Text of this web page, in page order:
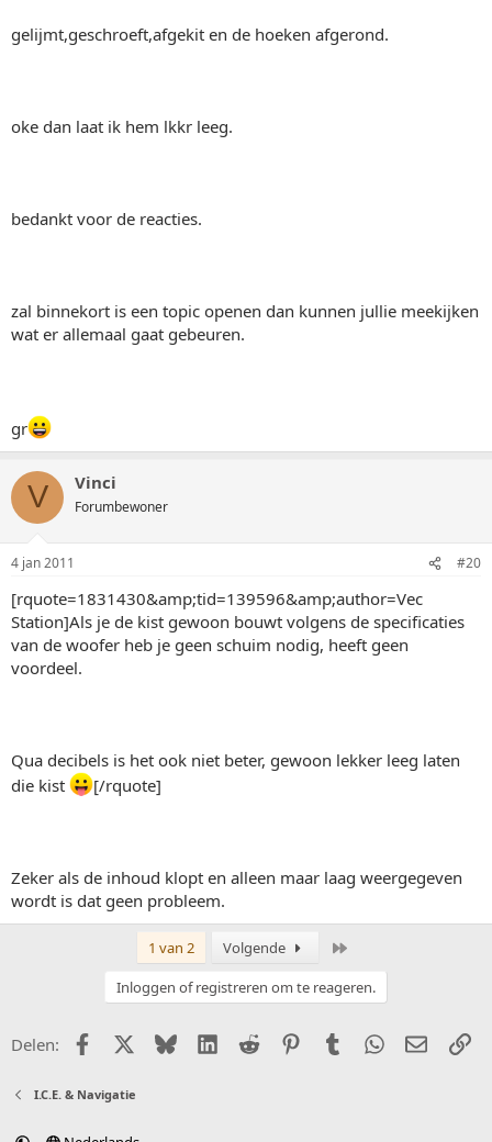
gelijmt,geschroeft,afgekit en de hoeken afgerond.
oke dan laat ik hem lkkr leeg.
bedankt voor de reacties.
zal binnekort is een topic openen dan kunnen jullie meekijken
wat er allemaal gaat gebeuren.
gr
V Vinci
Forumbewoner
4 jan 2011 #20
[rquote=1831430&amp;tid=139596&amp;author=Vec
Station]Als je de kist gewoon bouwt volgens de specificaties
van de woofer heb je geen schuim nodig, heeft geen
voordeel.
Qua decibels is het ook niet beter, gewoon lekker leeg laten
die kist
[/rquote]
Zeker als de inhoud klopt en alleen maar laag weergegeven
wordt is dat geen probleem.
1 van 2 Volgende
Inloggen of registreren om te reageren.
Delen: FacebookX (Twitter)
BlueskyLinkedIn
Reddit PinterestTumblr WhatsApp
E-mail
I.C.E. & Navigatie